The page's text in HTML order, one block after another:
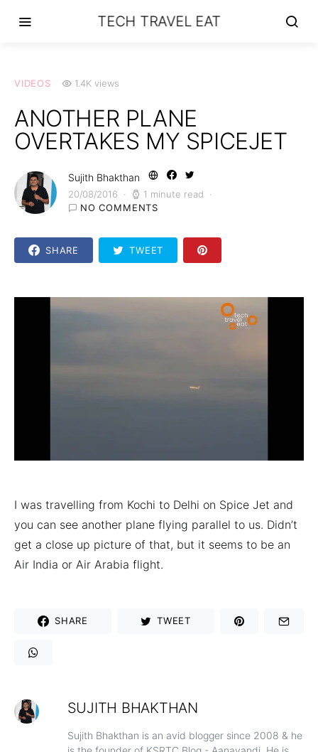
TECH TRAVEL EAT
VIDEOS 1.4K views
ANOTHER PLANE
OVERTAKES MY SPICEJET
Sujith Bhakthan
20/08/2016
1 minute read
NO COMMENTS
SHARE TWEET
I was travelling from Kochi to Delhi on Spice Jet and
you can see another plane flying parallel to us. Didn’t
get a close up picture of that, but it seems to be an
Air India or Air Arabia flight.
SHARE TWEET
SUJITH BHAKTHAN
Sujith Bhakthan is an avid blogger since 2008 & he